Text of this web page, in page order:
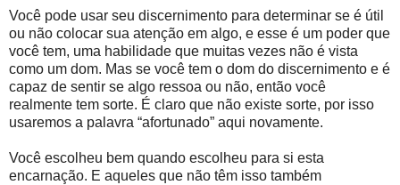
Você pode usar seu discernimento para determinar se é útil
ou não colocar sua atenção em algo, e esse é um poder que
você tem, uma habilidade que muitas vezes não é vista
como um dom. Mas se você tem o dom do discernimento e é
capaz de sentir se algo ressoa ou não, então você
realmente tem sorte. É claro que não existe sorte, por isso
usaremos a palavra “afortunado” aqui novamente.
Você escolheu bem quando escolheu para si esta
encarnação. E aqueles que não têm isso também